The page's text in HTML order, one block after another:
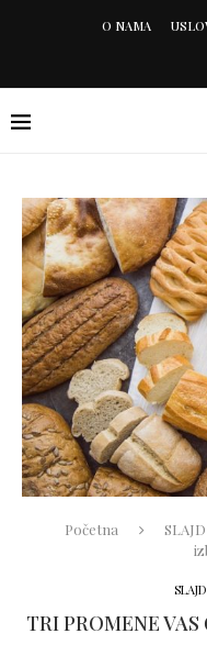
O NAMA
Početna SLAJD
SLAJD
TRI PROMENE